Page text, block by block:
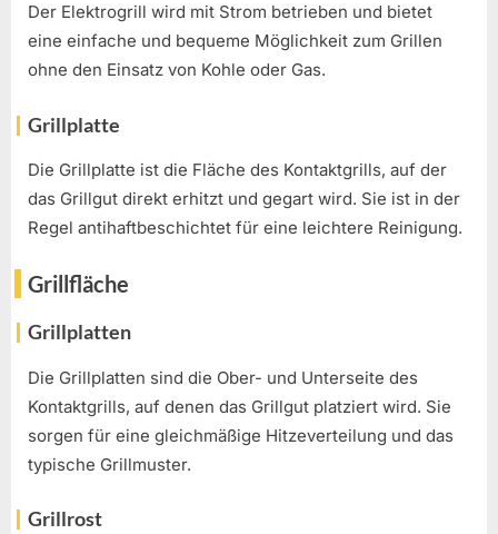
Der Elektrogrill wird mit Strom betrieben und bietet
eine einfache und bequeme Möglichkeit zum Grillen
ohne den Einsatz von Kohle oder Gas.
Grillplatte
Die Grillplatte ist die Fläche des Kontaktgrills, auf der
das Grillgut direkt erhitzt und gegart wird. Sie ist in der
Regel antihaftbeschichtet für eine leichtere Reinigung.
Grillfläche
Grillplatten
Die Grillplatten sind die Ober- und Unterseite des
Kontaktgrills, auf denen das Grillgut platziert wird. Sie
sorgen für eine gleichmäßige Hitzeverteilung und das
typische Grillmuster.
Grillrost